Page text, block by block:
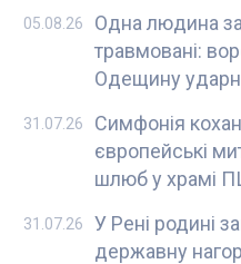
Одна людина
травмовані:
Одещину
05.08.26
Симфонія
європейські
шлюб у храмі
31.07.26
У Рені родині
державну
31.07.26